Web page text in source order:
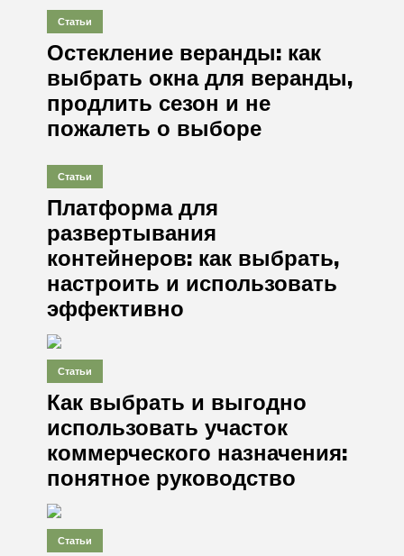
Статьи
Остекление веранды: как
выбрать окна для веранды,
продлить сезон и не
пожалеть о выборе
Статьи
Платформа для
развертывания
контейнеров: как выбрать,
настроить и использовать
эффективно
Статьи
Как выбрать и выгодно
использовать участок
коммерческого назначения:
понятное руководство
Статьи